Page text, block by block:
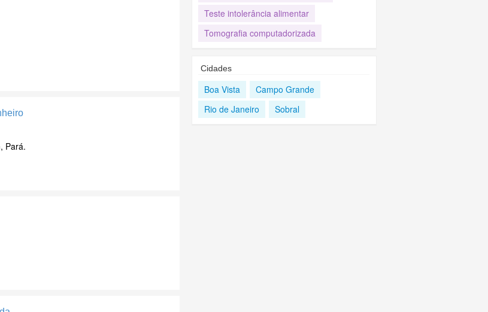
Pará.
Teste intolerância alimentar
Tomografia computadorizada
Cidades
Boa Vista
Campo Grande
Rio de Janeiro
Sobral